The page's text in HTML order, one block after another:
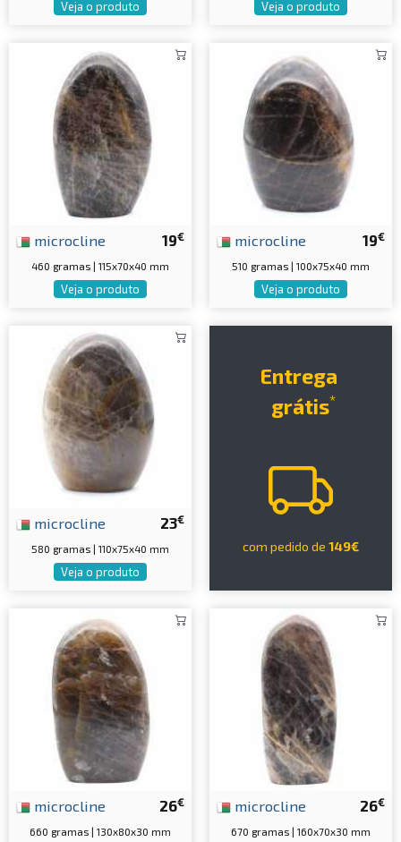
Veja o produto Veja o produto
19€
microcline
460 gramas | 115x70x40 mm
Veja o produto
19€
microcline
510 gramas | 100x75x40 mm
Veja o produto
23€
microcline
580 gramas | 110x75x40 mm
Veja o produto
Entrega
grátis*
com pedido de 149€
26€
microcline
660 gramas | 130x80x30 mm
26€
microcline
670 gramas | 160x70x30 mm